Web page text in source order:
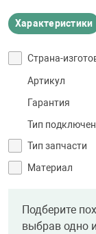
Характеристики
Страна-
Артикул
Гарантия
Тип
Тип запчасти
Материал
Подберите
выбрав одно